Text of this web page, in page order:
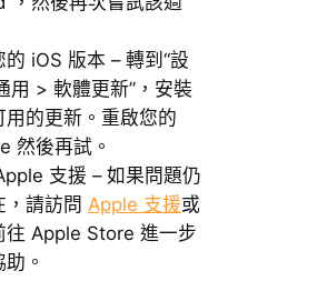
的 iOS 版本 – 轉到“設
用 > 軟體更新”，安裝
用的更新。重啟您的
然後再試。
支援 – 如果問題仍
，請訪問 Apple 支援或
往 Apple Store 進一步
。